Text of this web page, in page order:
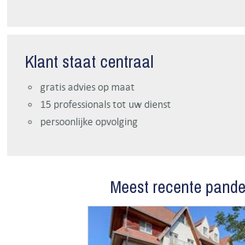
Klant staat centraal
gratis advies op maat
15 professionals tot uw dienst
persoonlijke opvolging
Meest recente